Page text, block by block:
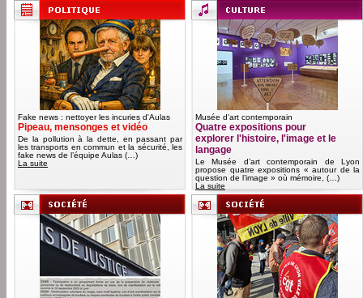
Fake news : nettoyer les incuries d'Aulas
Pipeau, mensonges et vidéo
De la pollution à la dette, en passant par
les transports en commun et la sécurité, les
fake news de l’équipe Aulas (…)
La suite
Musée d'art contemporain
Quatre expositions pour
explorer l'histoire, l'image et le
langage
Le Musée d’art contemporain de Lyon
propose quatre expositions « autour de la
question de l’image » où mémoire, (…)
La suite